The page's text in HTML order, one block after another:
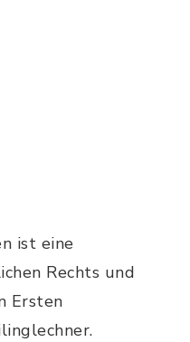
ist eine
Rechts und
Ersten